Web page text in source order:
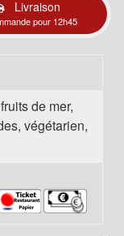
Livraison
pour 12h45
de mer,
végétarien,